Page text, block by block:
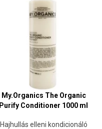
My.Organics The Organic
Purify Conditioner 1000 ml
Hajhullás elleni kondicionáló